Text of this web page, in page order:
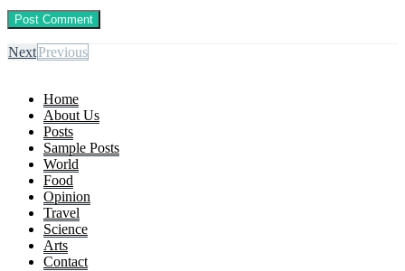
NextPrevious
Home
About Us
Posts
Sample Posts
World
Food
Opinion
Travel
Science
Arts
Contact